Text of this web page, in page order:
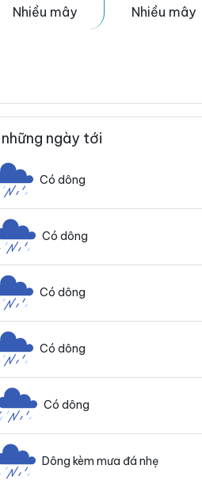
Nhiều mây
Nhiều mây
ngày tới
Có dông
Có dông
Có dông
Có dông
Có dông
Dông kèm mưa đá nhẹ